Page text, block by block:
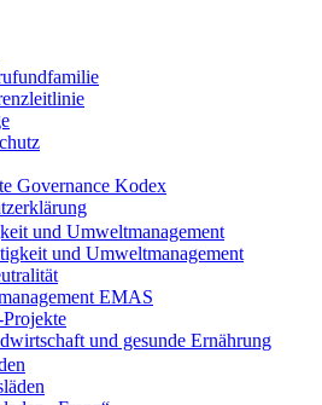
Governance Kodex
und Umweltmanagement
und Umweltmanagement
EMAS
und gesunde Ernährung